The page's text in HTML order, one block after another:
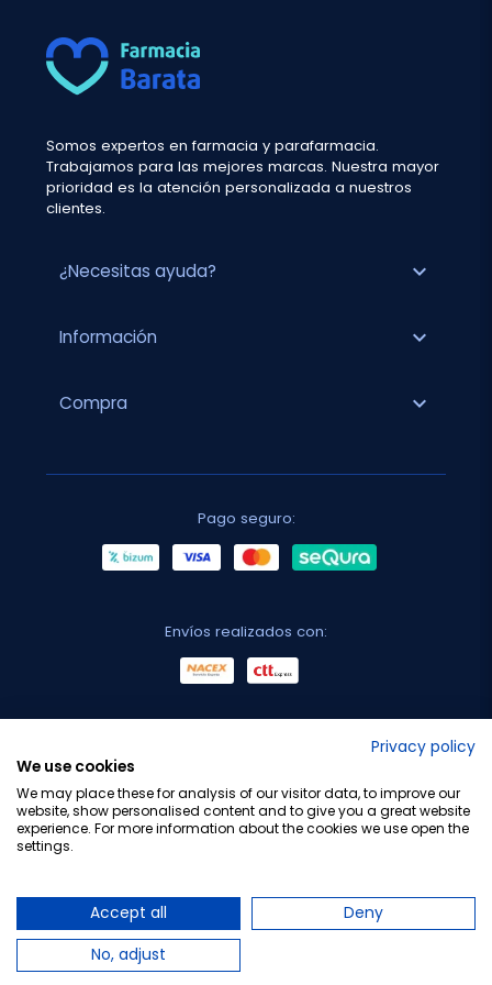
Somos expertos en farmacia y parafarmacia.
Trabajamos para las mejores marcas. Nuestra mayor
prioridad es la atención personalizada a nuestros
clientes.
¿Necesitas ayuda? expand_more
Información expand_more
Compra expand_more
Pago seguro:
Envíos realizados con:
Privacy policy
We use cookies
We may place these for analysis of our visitor data, to improve our
website, show personalised content and to give you a great website
experience. For more information about the cookies we use open the
settings.
Accept all
Deny
No, adjust